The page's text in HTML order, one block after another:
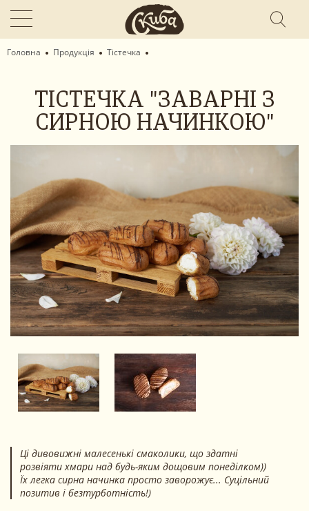
Головна Продукція Тістечка
ТІСТЕЧКА "ЗАВАРНІ З
СИРНОЮ НАЧИНКОЮ"
Ці дивовижні малесенькі смаколики, що здатні
розвіяти хмари над будь-яким дощовим понеділком))
Їх легка сирна начинка просто заворожує... Суцільний
позитив і безтурботність!)